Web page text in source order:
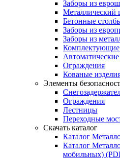
Заборы из
Металлический
Бетонные
Заборы из
Заборы из
Автоматические
Ограждения
Кованые
Элементы
Ограждения
Лестницы
Переходные
Скачать каталог
Каталог
Каталог
мобильных)